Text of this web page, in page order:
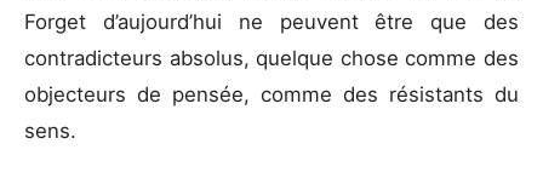
Forget d’aujourd’hui ne peuvent être que des
contradicteurs absolus, quelque chose comme des
objecteurs de pensée, comme des résistants du
sens.